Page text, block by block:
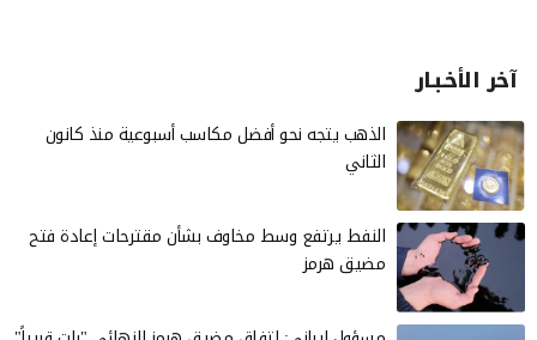
آخر الأخـبـار
الذهب يتجه نحو أفضل مكاسب أسبوعية منذ كانون
الثاني
النفط يرتفع وسط مخاوف بشأن مقترحات إعادة فتح
مضيق هرمز